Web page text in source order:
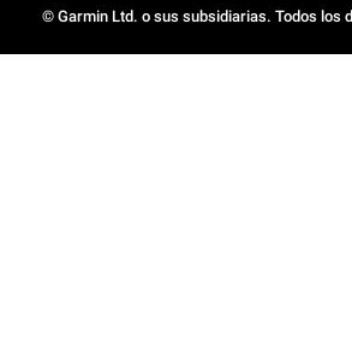
© Garmin Ltd. o sus subsidiarias. Todos los